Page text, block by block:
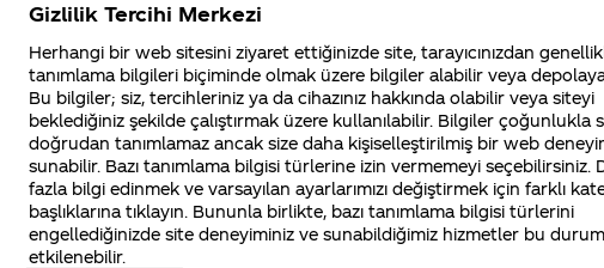
3500 den fazla içecek sunuyoruz. Gazlı içecekten meyve
buzlu çaya kadar portföyümüzde yer alan ürünlerimiz,
Coca-Cola Şirketi
merak ettikleriniz.
Fabrikalarımız,
sertifikalarımız, faaliyet
gösterdiğimiz ülkeler,
tarihçemiz ve daha
Gizlilik Tercihi Merkezi
Herhangi bir web sitesini ziyaret ettiğinizde site, tarayıcınızdan
tanımlama bilgileri biçiminde olmak üzere bilgiler alabilir veya
Bu bilgiler; siz, tercihleriniz ya da cihazınız hakkında olabilir veya siteyi
beklediğiniz şekilde çalıştırmak üzere kullanılabilir. Bilgiler çoğunlukla
doğrudan tanımlamaz ancak size daha kişiselleştirilmiş bir web
sunabilir. Bazı tanımlama bilgisi türlerine izin vermemeyi seçebilirsiniz.
fazla bilgi edinmek ve varsayılan ayarlarımızı değiştirmek için farklı
başlıklarına tıklayın. Bununla birlikte, bazı tanımlama bilgisi türlerini
engellediğinizde site deneyiminiz ve sunabildiğimiz hizmetler bu
etkilenebilir.